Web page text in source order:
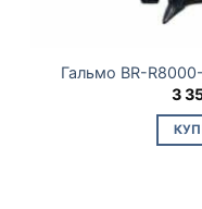
Гальмо BR-
3